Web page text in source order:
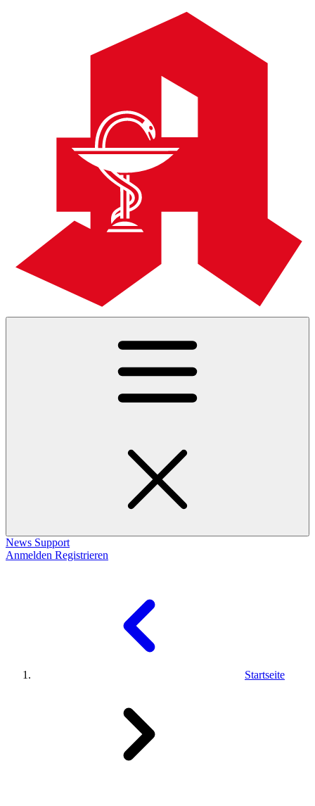
News Support
Anmelden Registrieren
Startseite